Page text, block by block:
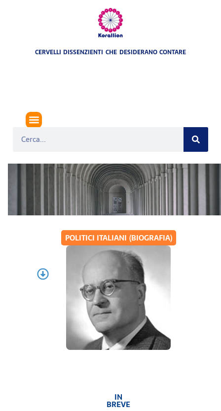
CERVELLI DISSENZIENTI CHE DESIDERANO CONTARE
POLITICI ITALIANI (BIOGRAFIA)
IN
BREVE